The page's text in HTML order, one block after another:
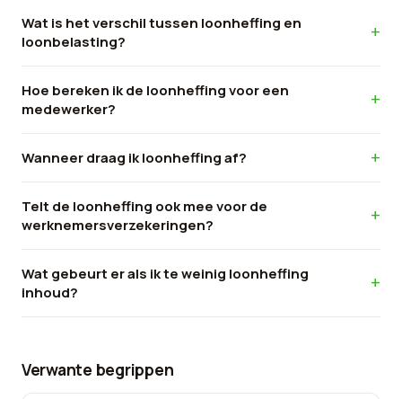
Wat is het verschil tussen loonheffing en
loonbelasting?
Hoe bereken ik de loonheffing voor een
medewerker?
Wanneer draag ik loonheffing af?
Telt de loonheffing ook mee voor de
werknemersverzekeringen?
Wat gebeurt er als ik te weinig loonheffing
inhoud?
Verwante begrippen